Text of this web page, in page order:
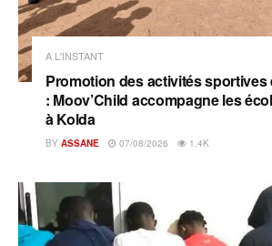
A L'INSTANT
Promotion des activités sportives
: Moov’Child accompagne les
à Kolda
BY ASSANE 07/08/2026 1.4K